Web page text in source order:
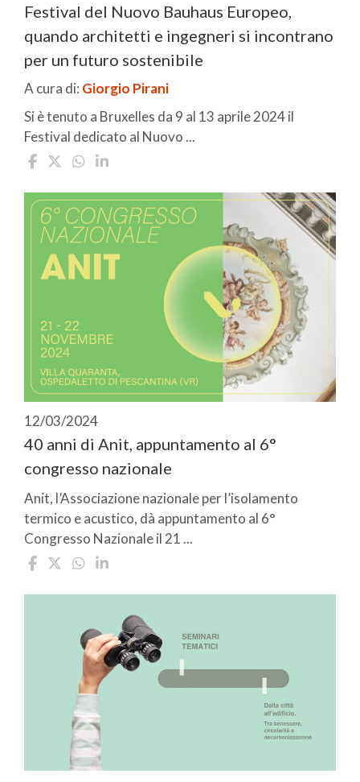
Festival del Nuovo Bauhaus Europeo,
quando architetti e ingegneri si incontrano
per un futuro sostenibile
A cura di: Giorgio Pirani
Si è tenuto a Bruxelles da 9 al 13 aprile 2024 il
Festival dedicato al Nuovo ...
12/03/2024
40 anni di Anit, appuntamento al 6°
congresso nazionale
Anit, l’Associazione nazionale per l’isolamento
termico e acustico, dà appuntamento al 6°
Congresso Nazionale il 21 ...